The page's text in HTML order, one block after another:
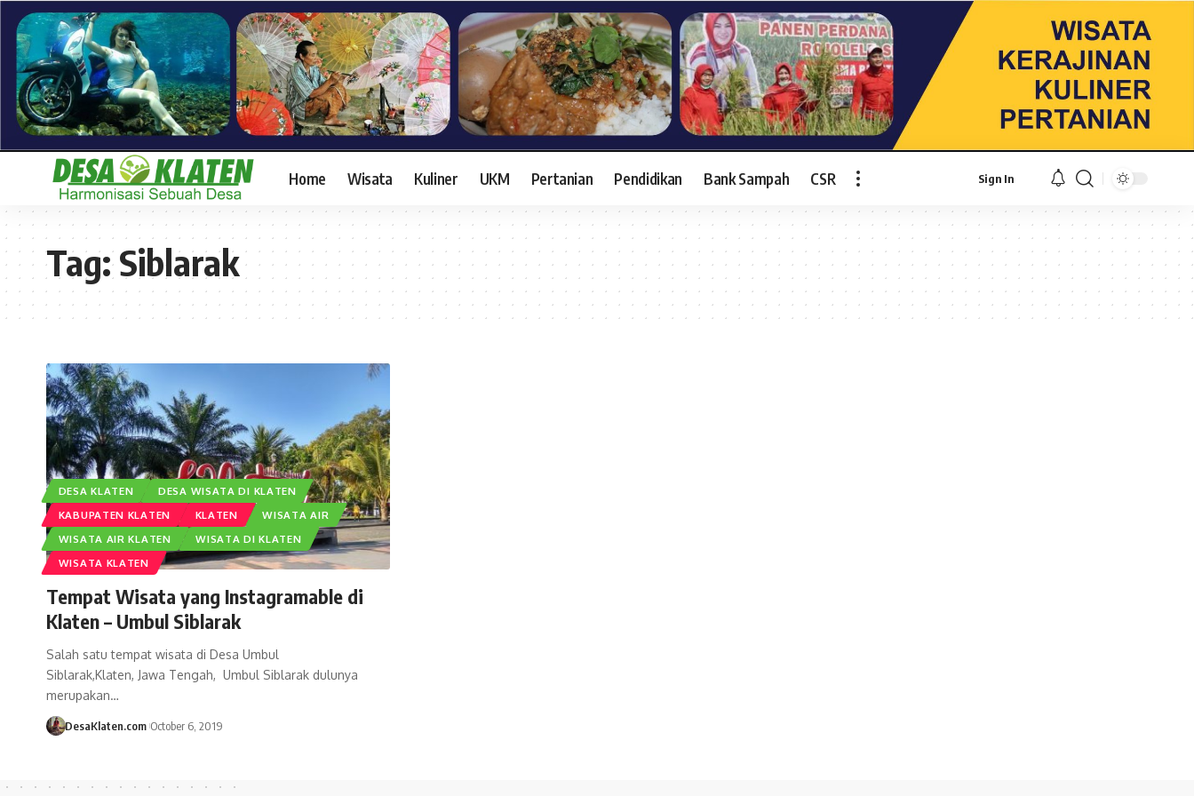
Home Wisata Kuliner UKM Pertanian Pendidikan Bank Sampah CSR Sign In
Tag:Siblarak
DESA KLATEN
DESA WISATA DI KLATEN
KABUPATEN KLATEN
KLATEN
WISATA AIR
WISATA AIR KLATEN
WISATA DI KLATEN
WISATA KLATEN
Tempat Wisata yang Instagramable di
Klaten – Umbul Siblarak
Salah satu tempat wisata di Desa Umbul
Siblarak,Klaten, Jawa Tengah, Umbul Siblarak dulunya
merupakan…
DesaKlaten.com October 6, 2019